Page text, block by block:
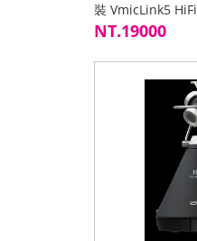
裝 VmicLink5
中低價位商品 限
NT.19000